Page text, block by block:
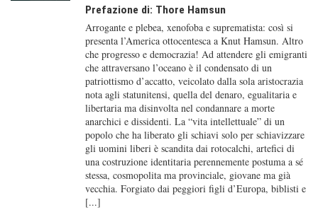
Prefazione di: Thore Hamsun
Arrogante e plebea, xenofoba e suprematista: così si
presenta l’America ottocentesca a Knut Hamsun. Altro
che progresso e democrazia! Ad attendere gli emigranti
che attraversano l’oceano è il condensato di un
patriottismo d’accatto, veicolato dalla sola aristocrazia
nota agli statunitensi, quella del denaro, egualitaria e
libertaria ma disinvolta nel condannare a morte
anarchici e dissidenti. La “vita intellettuale” di un
popolo che ha liberato gli schiavi solo per schiavizzare
gli uomini liberi è scandita dai rotocalchi, artefici di
una costruzione identitaria perennemente postuma a sé
stessa, cosmopolita ma provinciale, giovane ma già
vecchia. Forgiato dai peggiori figli d’Europa, biblisti e
[...]